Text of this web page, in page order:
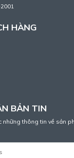
HÀNG
BẢN TIN
những thông tin về sản